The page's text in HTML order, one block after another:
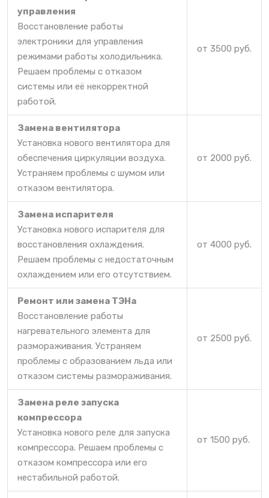
управления
Восстановление работы
электроники для управления
режимами работы холодильника.
Решаем проблемы с отказом
системы или её некорректной
работой.
от 3500 руб.
Замена вентилятора
Установка нового вентилятора для
обеспечения циркуляции воздуха.
Устраняем проблемы с шумом или
отказом вентилятора.
от 2000 руб.
Замена испарителя
Установка нового испарителя для
восстановления охлаждения.
Решаем проблемы с недостаточным
охлаждением или его отсутствием.
от 4000 руб.
Ремонт или замена ТЭНа
Восстановление работы
нагревательного элемента для
размораживания. Устраняем
проблемы с образованием льда или
отказом системы размораживания.
от 2500 руб.
Замена реле запуска
компрессора
Установка нового реле для запуска
компрессора. Решаем проблемы с
отказом компрессора или его
нестабильной работой.
от 1500 руб.